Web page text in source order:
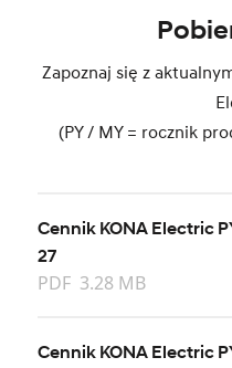
Zapoznaj się z
(PY / MY = rocznik
Cennik KONA Electric
27
PDF 3.28 MB
Cennik KONA Electric